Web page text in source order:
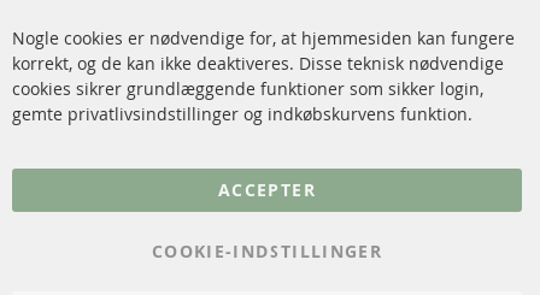
Sensorer
FAQ
Nogle cookies er nødvendige for, at hjemmesiden kan fungere
korrekt, og de kan ikke deaktiveres. Disse teknisk nødvendige
cookies sikrer grundlæggende funktioner som sikker login,
gemte privatlivsindstillinger og indkøbskurvens funktion.
ACCEPTER
COOKIE-INDSTILLINGER